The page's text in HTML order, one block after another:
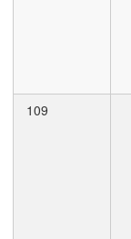
109